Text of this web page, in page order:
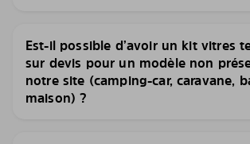
Est-il possible d’avoir un kit vitres
sur devis pour un modèle non
notre site (camping-car, caravane,
maison) ?